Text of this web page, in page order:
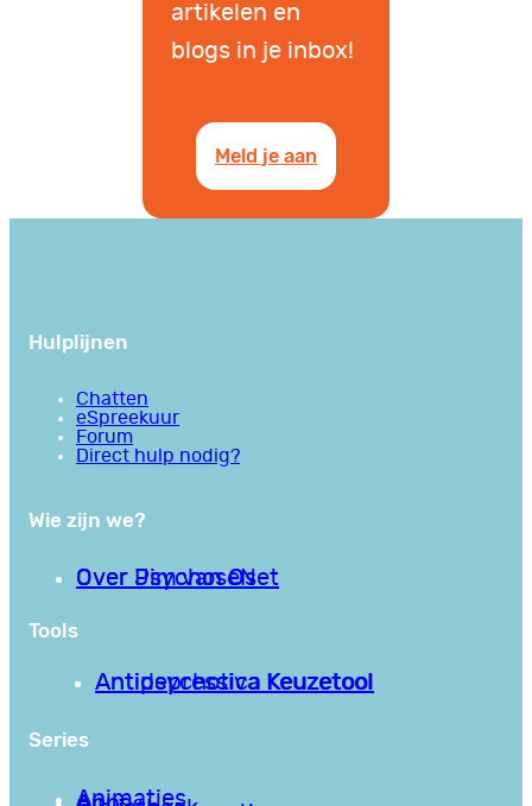
artikelen en
blogs in je inbox!
Meld je aan
Hulplijnen
Chatten
eSpreekuur
Forum
Direct hulp nodig?
Wie zijn we?
Over PsychoseNet
Over Jim van Os
Tools
Antipsychotica Keuzetool
Antidepressiva Keuzetool
Series
Animaties